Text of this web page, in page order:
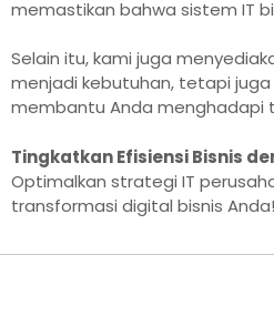
memastikan bahwa sistem IT
Selain itu, kami juga
menjadi kebutuhan, tetapi
membantu Anda menghadapi
Tingkatkan Efisiensi Bisnis
Optimalkan strategi IT
transformasi digital bisnis Anda!